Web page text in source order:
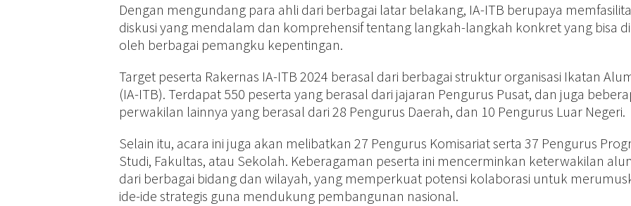
Dengan mengundang para ahli dari berbagai latar belakang, IA-ITB berupaya
diskusi yang mendalam dan komprehensif tentang langkah-langkah konkret yang bisa
oleh berbagai pemangku kepentingan.
Target peserta Rakernas IA-ITB 2024 berasal dari berbagai struktur organisasi Ikatan
(IA-ITB). Terdapat 550 peserta yang berasal dari jajaran Pengurus Pusat, dan juga
perwakilan lainnya yang berasal dari 28 Pengurus Daerah, dan 10 Pengurus Luar Negeri.
Selain itu, acara ini juga akan melibatkan 27 Pengurus Komisariat serta 37 Pengurus
Studi, Fakultas, atau Sekolah. Keberagaman peserta ini mencerminkan keterwakilan
dari berbagai bidang dan wilayah, yang memperkuat potensi kolaborasi untuk
ide-ide strategis guna mendukung pembangunan nasional.